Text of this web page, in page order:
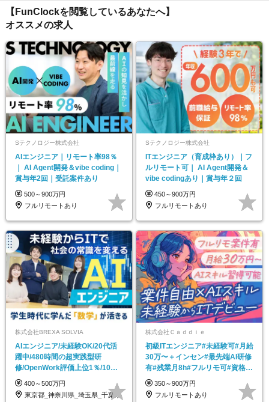
【FunClockを閲覧しているあなたへ】
オススメの求人
Sテクノロジー株式会社
AIエンジニア｜リモート率98％
｜ AI Agent開発＆vibe coding｜
賞与年2回｜受託案件あり
500～900万円
フルリモートあり
Sテクノロジー株式会社
ITエンジニア（育成枠あり）｜フ
ルリモート可｜ AI Agent開発＆
vibe codingあり｜賞与年２回
450～900万円
フルリモートあり
株式会社BREXA SOLVIA
AIエンジニア/未経験OK/20代活
躍中/480時間の超実践型研
修/OpenWork評価上位1％/10月
入社
400～500万円
東京都_神奈川県_埼玉県_千葉県
株式会社Ｃａｄｄｉｅ
初級ITエンジニア#未経験可#月給
30万〜＋インセン#最先端AI研修
有#残業月8h#フルリモ可#資格取
得支援有
350～900万円
フルリモートあり